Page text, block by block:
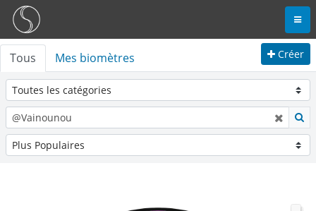
Tous Mes biomètres Créer